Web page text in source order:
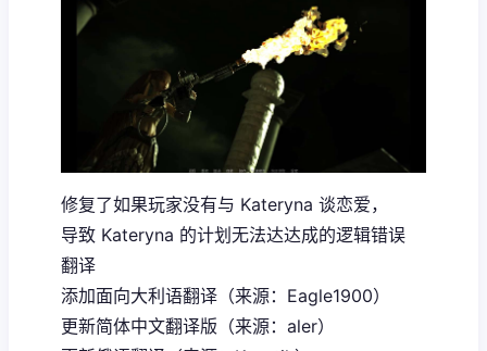
修复了如果玩家没有与 Kateryna 谈恋爱，
导致 Kateryna 的计划无法达达成的逻辑错误
翻译
添加面向大利语翻译（来源：Eagle1900）
更新简体中文翻译版（来源：aler）